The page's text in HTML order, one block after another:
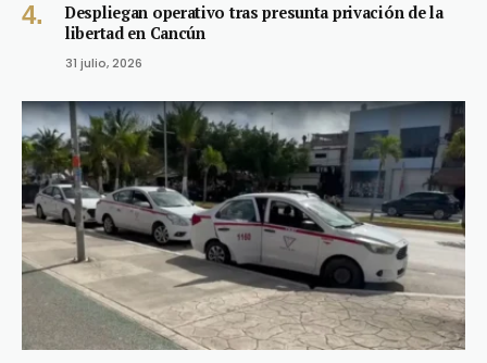
Despliegan operativo tras presunta privación de la
libertad en Cancún
31 julio, 2026